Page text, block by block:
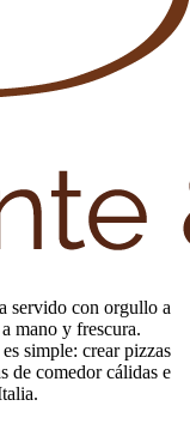
servido con orgullo a
mano y frescura.
simple: crear pizzas
de comedor cálidas e